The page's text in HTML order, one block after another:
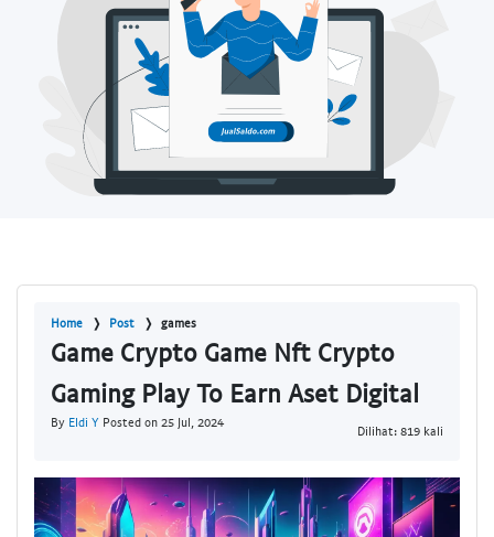
Home Post games
Game Crypto Game Nft Crypto
Gaming Play To Earn Aset Digital
By Eldi Y Posted on 25 Jul, 2024
Dilihat: 819 kali